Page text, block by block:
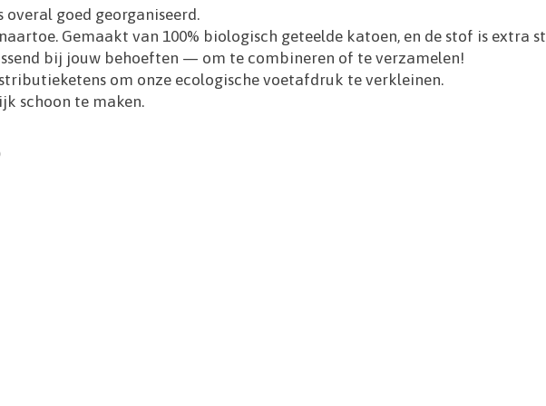
overal goed georganiseerd.
Gemaakt van 100% biologisch geteelde katoen, en de stof is extra
bij jouw behoeften — om te combineren of te verzamelen!
om onze ecologische voetafdruk te verkleinen.
schoon te maken.